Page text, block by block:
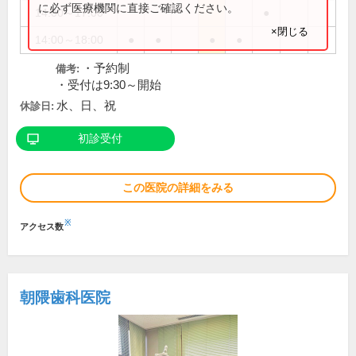
14:00～17:00
に必ず医療機関に直接ご確認ください。
×閉じる
備考:
・予約制
・受付は9:30～開始
休診日: 水、日、祝
初診受付
この医院の詳細をみる
アクセス数※
朝隈歯科医院